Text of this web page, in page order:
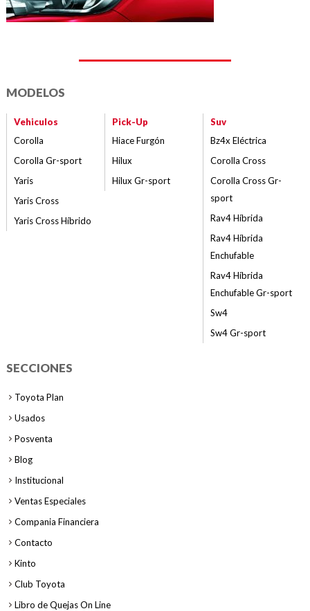
MODELOS
Vehiculos
Corolla
Corolla Gr-sport
Yaris
Yaris Cross
Yaris Cross Híbrido
Pick-Up
Hiace Furgón
Hilux
Hilux Gr-sport
Suv
Bz4x Eléctrica
Corolla Cross
Corolla Cross Gr-
sport
Rav4 Híbrida
Rav4 Híbrida
Enchufable
Rav4 Híbrida
Enchufable Gr-sport
Sw4
Sw4 Gr-sport
SECCIONES
Toyota Plan
Usados
Posventa
Blog
Institucional
Ventas Especiales
Compania Financiera
Contacto
Kinto
Club Toyota
Libro de Quejas On Line